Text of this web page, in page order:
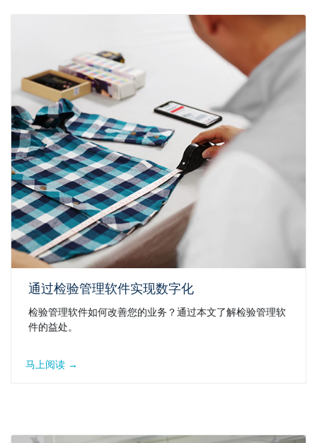
通过检验管理软件实现数字化
检验管理软件如何改善您的业务？通过本文了解检验管理软
件的益处。
马上阅读 →